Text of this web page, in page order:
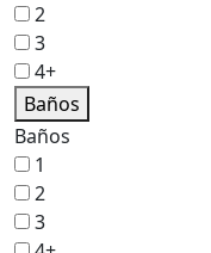
2
3
4+
Baños
Baños
1
2
3